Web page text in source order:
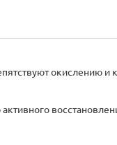
окислению и